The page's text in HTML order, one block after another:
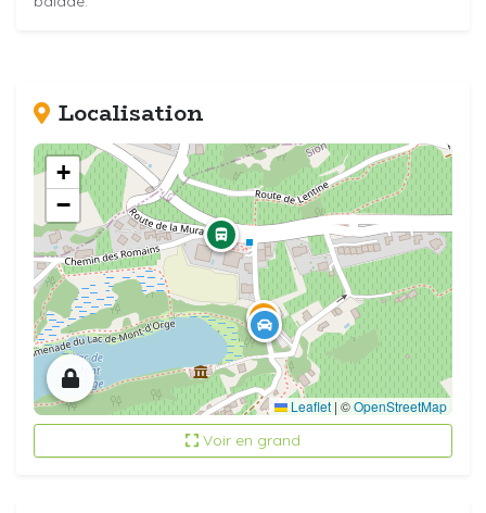
Localisation
+
−
Leaflet | ©OpenStreetMap
Voir en grand